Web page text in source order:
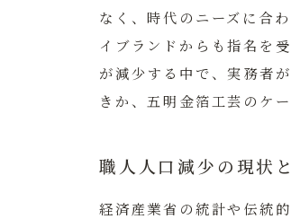
なく、時代のニーズに合
イブランドからも指名を
が減少する中で、実務者
きか、五明金箔工芸のケ
職人人口減少の現状
経済産業省の統計や伝統